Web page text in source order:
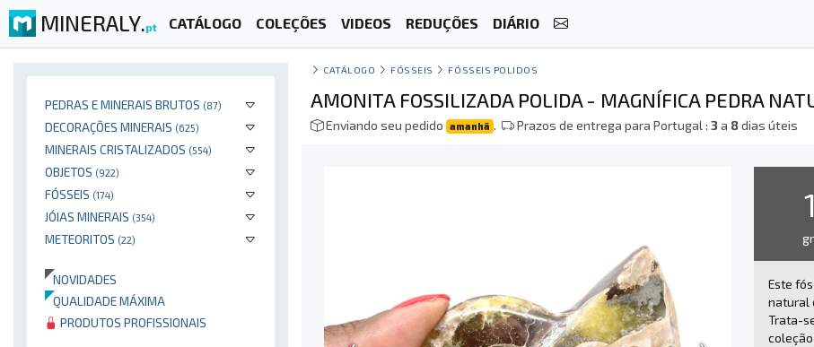
MINERALY.pt CATÁLOGO COLEÇÕES VIDEOS REDUÇÕES DIÁRIO
PEDRAS E MINERAIS BRUTOS (87)
DECORAÇÕES MINERAIS (625)
MINERAIS CRISTALIZADOS (554)
OBJETOS (922)
FÓSSEIS (174)
JÓIAS MINERAIS (354)
METEORITOS (22)
NOVIDADES
QUALIDADE MÁXIMA
PRODUTOS PROFISSIONAIS
CATÁLOGO FÓSSEIS FÓSSEIS POLIDOS
AMONITA FOSSILIZADA POLIDA - MAGNÍFICA PEDRA
Enviando seu pedido amanhã . Prazos de entrega para Portugal :3a 8dias úteis
Este
natural
Trata-